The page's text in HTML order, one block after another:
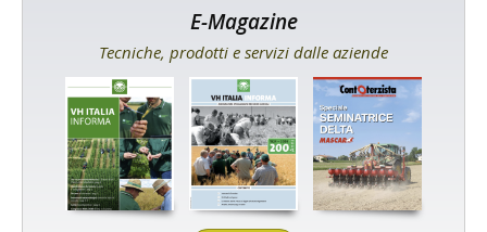
E-Magazine
Tecniche, prodotti e servizi dalle aziende